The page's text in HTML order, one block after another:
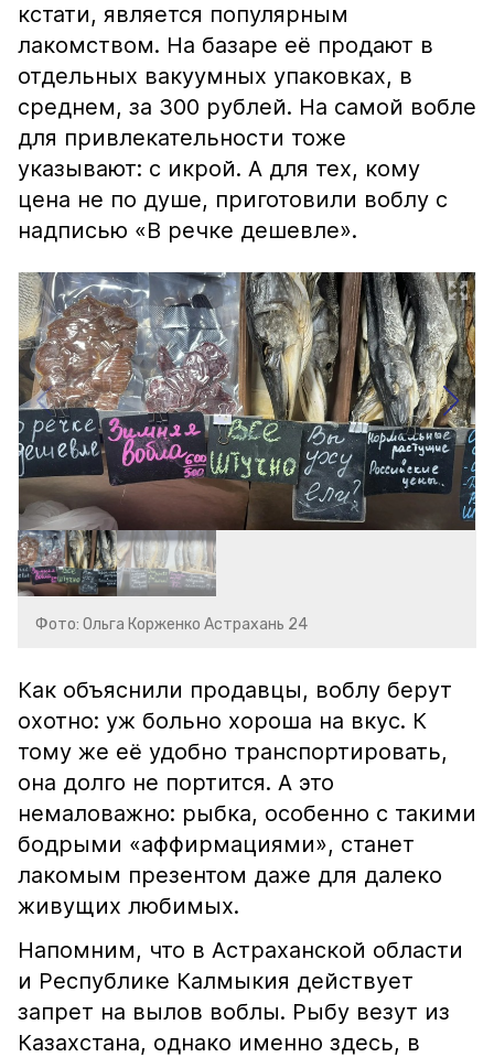
кстати, является популярным
лакомством. На базаре её продают в
отдельных вакуумных упаковках, в
среднем, за 300 рублей. На самой вобле
для привлекательности тоже
указывают: с икрой. А для тех, кому
цена не по душе, приготовили воблу с
надписью «В речке дешевле».
Фото: Ольга Корженко Астрахань 24
Как объяснили продавцы, воблу берут
охотно: уж больно хороша на вкус. К
тому же её удобно транспортировать,
она долго не портится. А это
немаловажно: рыбка, особенно с такими
бодрыми «аффирмациями», станет
лакомым презентом даже для далеко
живущих любимых.
Напомним, что в Астраханской области
и Республике Калмыкия действует
запрет на вылов воблы. Рыбу везут из
Казахстана, однако именно здесь, в